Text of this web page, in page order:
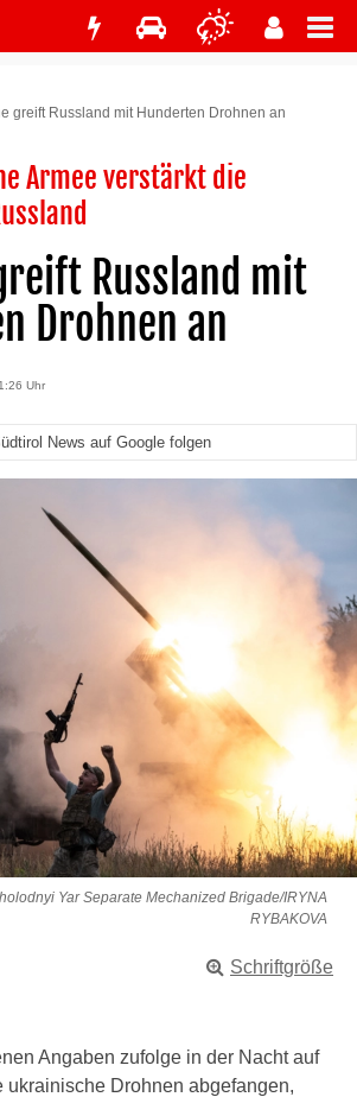
greift Russland mit Hunderten Drohnen an
Armee verstärkt die
Russland mit
Drohnen an
Uhr
News auf Google folgen
Yar Separate Mechanized Brigade/IRYNA
RYBAKOVA
Schriftgröße
Angaben zufolge in der Nacht auf
ukrainische Drohnen abgefangen,